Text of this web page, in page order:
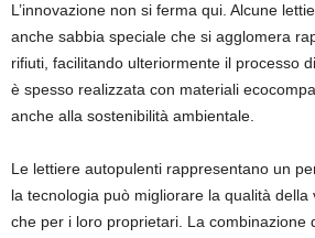
L’innovazione non si ferma qui. Alcune
anche sabbia speciale che si agglomera
rifiuti, facilitando ulteriormente il processo
è spesso realizzata con materiali
anche alla sostenibilità ambientale.
Le lettiere autopulenti rappresentano un
la tecnologia può migliorare la qualità della
che per i loro proprietari. La combinazione